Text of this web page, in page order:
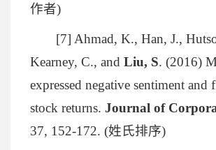
作者)
[7] Ahmad, K., Han, J.,
Kearney, C., and Liu, S. (2016)
expressed negative sentiment and
stock returns. Journal of
37, 152-172. (姓氏排序)